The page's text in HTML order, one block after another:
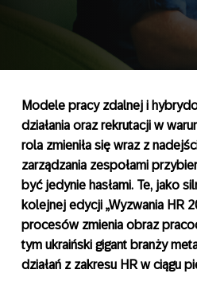
Modele pracy zdalnej i
działania oraz rekrutacji w
rola zmieniła się wraz z
zarządzania zespołami
być jedynie hasłami. Te, jako
kolejnej edycji „Wyzwania HR
procesów zmienia obraz
tym ukraiński gigant branży
działań z zakresu HR w ciągu